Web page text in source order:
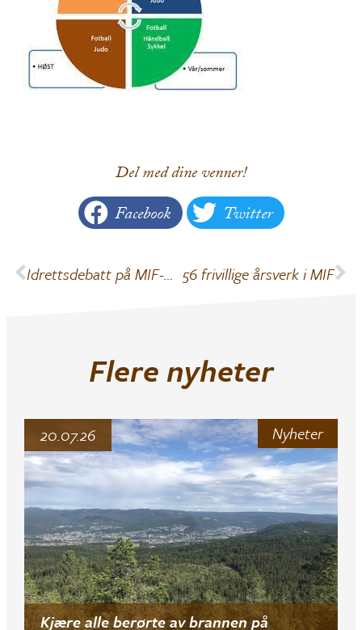
Del med dine venner!
Facebook Twitter
Idrettsdebatt på MIF-Huset 56 frivillige årsverk i MIF
Flere nyheter
Nyheter
Kjære alle berørte av brannen på
20.07.26